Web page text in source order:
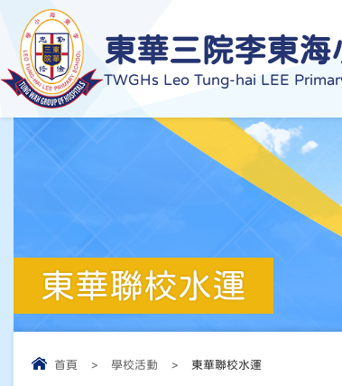
東華三院李東海
TWGHs Leo Tung-hai LEE
東華聯校水運
首頁 > 學校活動 > 東華聯校水運